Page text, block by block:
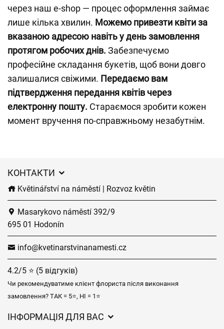
через наш e-shop — процес оформлення займає
лише кілька хвилин. Можемо привезти квіти за
вказаною адресою навіть у день замовлення
протягом робочих днів. Забезпечуємо
професійне складання букетів, щоб вони довго
залишалися свіжими. Передаємо вам
підтвердження передання квітів через
електронну пошту. Стараємося зробити кожен
момент вручення по-справжньому незабутнім.
КОНТАКТИ
Květinářství na náměstí | Rozvoz květin
Masarykovo náměstí 392/9
695 01 Hodonín
info@kvetinarstvinanamesti.cz
4.2/5 ⭐ (5 відгуків)
Чи рекомендуватиме клієнт флориста після виконання
замовлення? ТАК = 5⭐, НІ = 1⭐
ІНФОРМАЦІЯ ДЛЯ ВАС